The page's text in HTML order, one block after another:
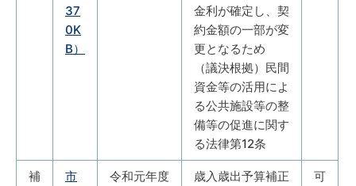
37
0K
B）
金利が確定し、契
約金額の一部が変
更となるため
（議決根拠）民間
資金等の活用によ
る公共施設等の整
備等の促進に関す
る法律第12条
補
市
令和元年度
歳入歳出予算補正
可